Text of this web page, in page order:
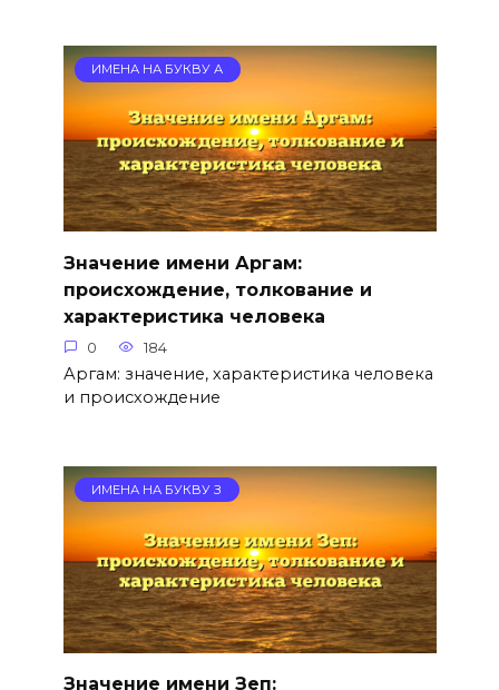
ИМЕНА НА БУКВУ А
Значение имени Аргам:
происхождение, толкование и
характеристика человека
0 184
Аргам: значение, характеристика человека
и происхождение
ИМЕНА НА БУКВУ З
Значение имени Зеп: